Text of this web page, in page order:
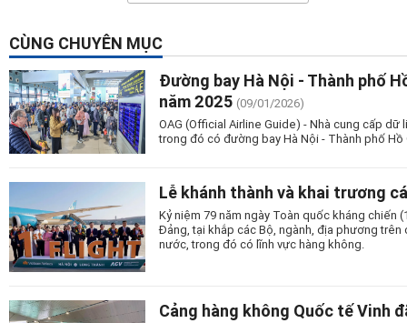
CÙNG CHUYÊN MỤC
Đường bay Hà Nội - Thành phố
năm 2025 (09/01/2026)
OAG (Official Airline Guide) - Nhà cung cấp
trong đó có đường bay Hà Nội - Thành phố
Lễ khánh thành và khai trương
Kỷ niệm 79 năm ngày Toàn quốc kháng
Đảng, tại khắp các Bộ, ngành, địa phương
nước, trong đó có lĩnh vực hàng không.
Cảng hàng không Quốc tế Vinh